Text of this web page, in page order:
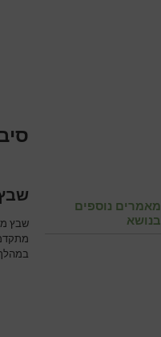
שבץ
מאמרים נוספים
בנושא